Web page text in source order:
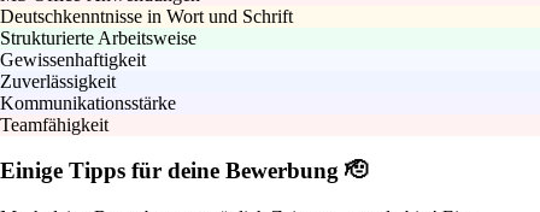
Deutschkenntnisse in Wort und Schrift
Strukturierte Arbeitsweise
Gewissenhaftigkeit
Zuverlässigkeit
Kommunikationsstärke
Teamfähigkeit
Einige Tipps für deine Bewerbung 🫡